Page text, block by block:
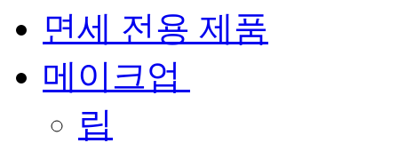
면세 전용 제품
메이크업
립